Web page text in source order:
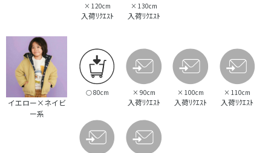
× 120cm
入荷ﾘｸｴｽﾄ
× 130cm
入荷ﾘｸｴｽﾄ
イエロー×ネイビ
ー系
○80cm × 90cm
入荷ﾘｸｴｽﾄ
× 100cm
入荷ﾘｸｴｽﾄ
× 110cm
入荷ﾘｸｴｽﾄ